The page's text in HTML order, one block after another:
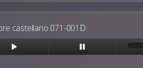
castellano 071-001D